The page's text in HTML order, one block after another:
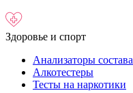
Здоровье и спорт
Анализаторы
Алкотестеры
Тесты на наркотики